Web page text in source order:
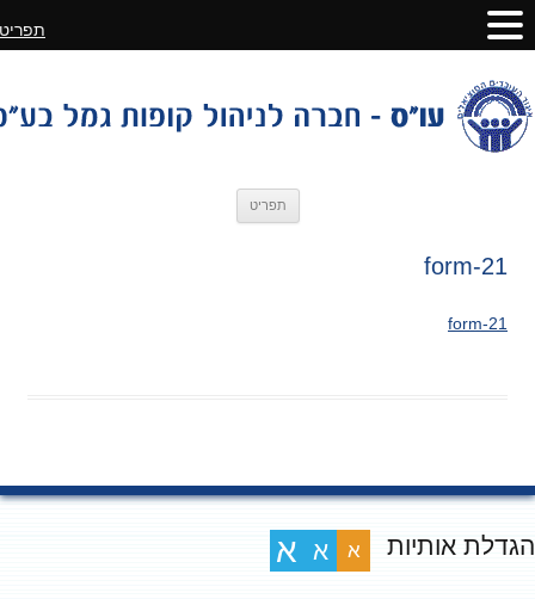
תפריט
form-21
form-21
אותיות א א א
תפריט